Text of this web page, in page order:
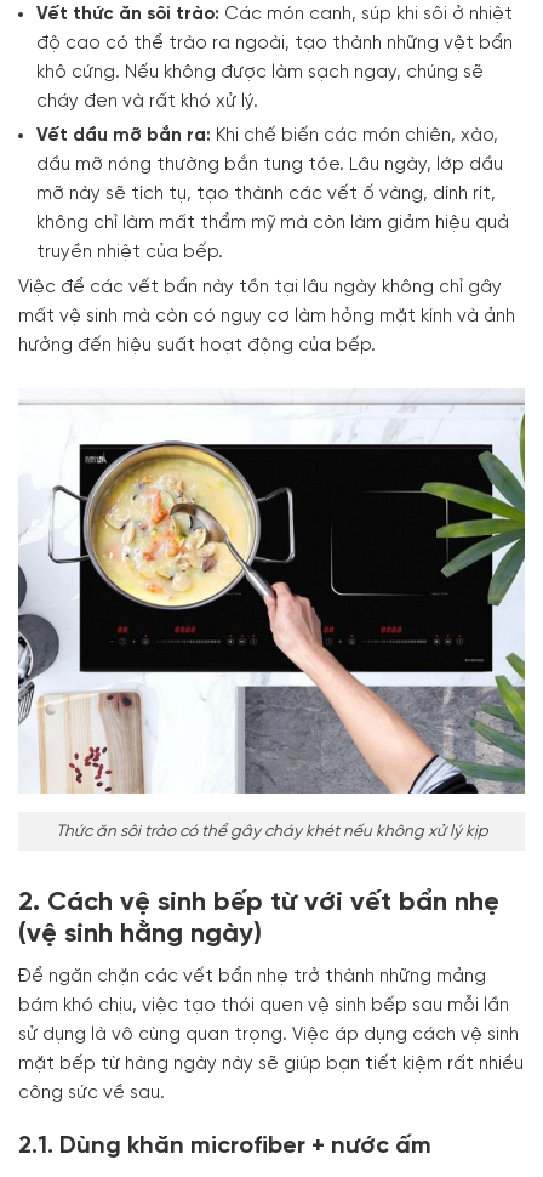
Vết thức ăn sôi trào: Các món canh, súp khi sôi ở nhiệt
độ cao có thể trào ra ngoài, tạo thành những vệt bẩn
khô cứng. Nếu không được làm sạch ngay, chúng sẽ
cháy đen và rất khó xử lý.
Vết dầu mỡ bắn ra: Khi chế biến các món chiên, xào,
dầu mỡ nóng thường bắn tung tóe. Lâu ngày, lớp dầu
mỡ này sẽ tích tụ, tạo thành các vết ố vàng, dính rít,
không chỉ làm mất thẩm mỹ mà còn làm giảm hiệu quả
truyền nhiệt của bếp.
Việc để các vết bẩn này tồn tại lâu ngày không chỉ gây
mất vệ sinh mà còn có nguy cơ làm hỏng mặt kính và ảnh
hưởng đến hiệu suất hoạt động của bếp.
Thức ăn sôi trào có thể gây cháy khét nếu không xử lý kịp
2. Cách vệ sinh bếp từ với vết bẩn nhẹ
(vệ sinh hằng ngày)
Để ngăn chặn các vết bẩn nhẹ trở thành những mảng
bám khó chịu, việc tạo thói quen vệ sinh bếp sau mỗi lần
sử dụng là vô cùng quan trọng. Việc áp dụng cách vệ sinh
mặt bếp từ hàng ngày này sẽ giúp bạn tiết kiệm rất nhiều
công sức về sau.
2.1. Dùng khăn microfiber + nước ấm